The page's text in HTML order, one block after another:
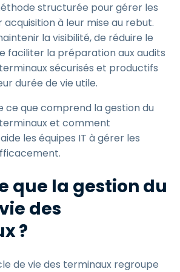
structurée pour gérer les
acquisition à leur mise au rebut.
la visibilité, de réduire le
faciliter la préparation aux audits
sécurisés et productifs
durée de vie utile.
ce que comprend la gestion du
et comment
les équipes IT à gérer les
que la gestion du
des
?
de vie des terminaux regroupe